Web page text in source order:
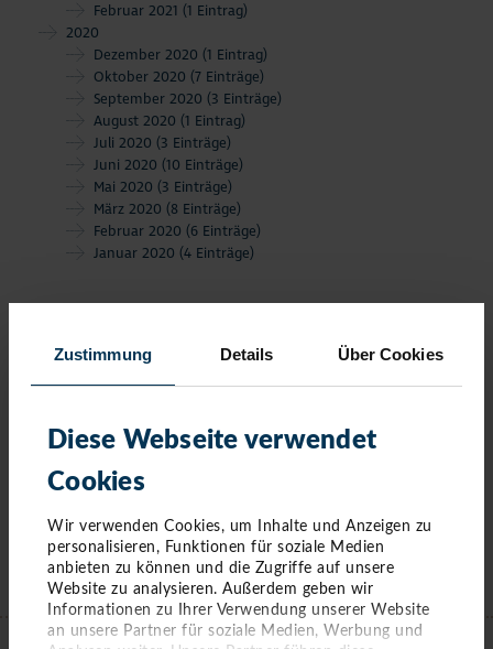
Zustimmung Details Über Cookies
Diese Webseite verwendet
Cookies
Wir verwenden Cookies, um Inhalte und Anzeigen zu
personalisieren, Funktionen für soziale Medien
anbieten zu können und die Zugriffe auf unsere
Website zu analysieren. Außerdem geben wir
Informationen zu Ihrer Verwendung unserer Website
an unsere Partner für soziale Medien, Werbung und
Februar 2021 (1 Eintrag)
2020
Dezember 2020 (1 Eintrag)
Oktober 2020 (7 Einträge)
September 2020 (3 Einträge)
August 2020 (1 Eintrag)
Juli 2020 (3 Einträge)
Juni 2020 (10 Einträge)
Mai 2020 (3 Einträge)
März 2020 (8 Einträge)
Februar 2020 (6 Einträge)
Januar 2020 (4 Einträge)
KONTAKT